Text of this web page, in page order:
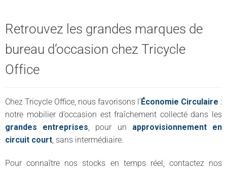
Retrouvez les grandes marques de
bureau d’occasion chez Tricycle
Office
Chez Tricycle Office, nous favorisons l’Économie Circulaire :
notre mobilier d’occasion est fraîchement collecté dans les
grandes entreprises, pour un approvisionnement en
circuit court, sans intermédiaire.
Pour connaître nos stocks en temps réel, contactez nos